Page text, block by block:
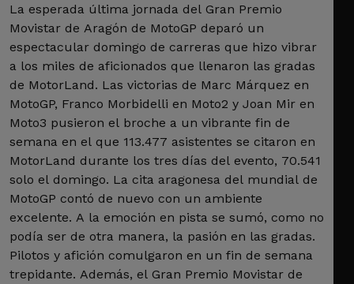
La esperada última jornada del Gran Premio
Movistar de Aragón de MotoGP deparó un
espectacular domingo de carreras que hizo vibrar
a los miles de aficionados que llenaron las gradas
de MotorLand. Las victorias de Marc Márquez en
MotoGP, Franco Morbidelli en Moto2 y Joan Mir en
Moto3 pusieron el broche a un vibrante fin de
semana en el que 113.477 asistentes se citaron en
MotorLand durante los tres días del evento, 70.541
solo el domingo. La cita aragonesa del mundial de
MotoGP contó de nuevo con un ambiente
excelente. A la emoción en pista se sumó, como no
podía ser de otra manera, la pasión en las gradas.
Pilotos y afición comulgaron en un fin de semana
trepidante. Además, el Gran Premio Movistar de